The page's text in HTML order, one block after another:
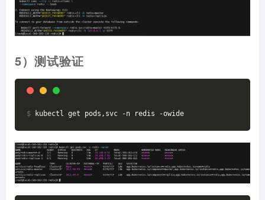
5）测试验证
$ kubectl get pods,svc -n redis -owide